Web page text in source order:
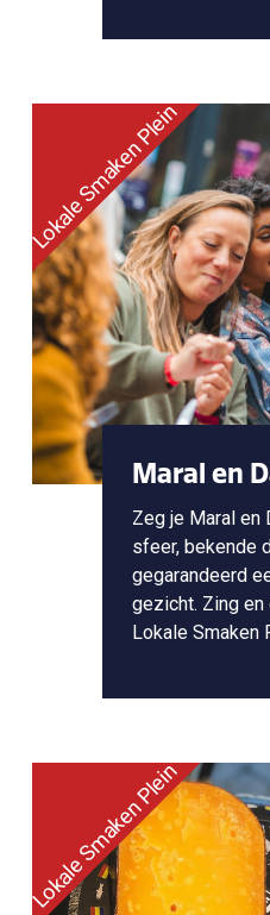
Lokale Smaken Plein
Maral en
Zeg je Maral en
sfeer, bekende
gegarandeerd
gezicht. Zing
Lokale Smaken
Lokale Smaken Plein